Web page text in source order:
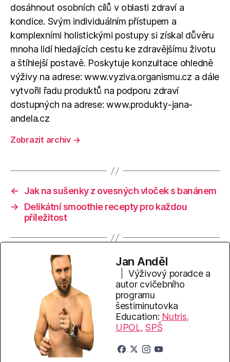
dosáhnout osobních cílů v oblasti zdraví a
kondice. Svým individuálním přístupem a
komplexními holistickými postupy si získal důvěru
mnoha lidí hledajících cestu ke zdravějšímu životu
a štíhlejší postavě. Poskytuje konzultace ohledně
výživy na adrese: www.vyziva.organismu.cz a dále
vytvořil řadu produktů na podporu zdraví
dostupných na adrese: www.produkty-jana-
andela.cz
Zobrazit archiv →
←
Jak na sušenky z ovesných vloček s banánem
→
Delikátní smoothie recepty pro každou
příležitost
Jan Anděl
Výživový poradce a
autor cvičebního
programu
šestiminutovka
Education: Nutris,
UPOL, SPŠ